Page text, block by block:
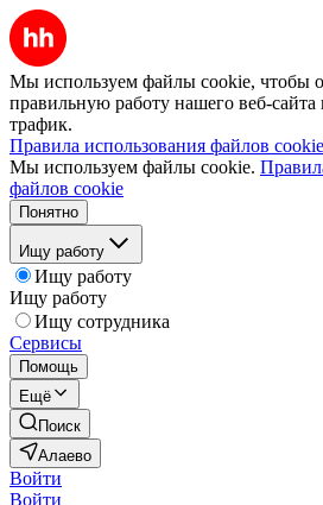
Мы используем файлы cookie, чтобы
правильную работу нашего веб-сайта
трафик.
Правила использования файлов cookie
Мы используем файлы cookie.
файлов cookie
Понятно
Ищу работу
Ищу работу
Ищу работу
Ищу сотрудника
Сервисы
Помощь
Ещё
Поиск
Алаево
Войти
Войти